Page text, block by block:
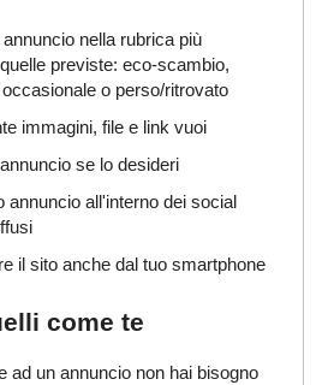
nella rubrica più
previste: eco-scambio,
o perso/ritrovato
immagini, file e link vuoi
se lo desideri
annuncio all'interno dei social
il sito anche dal tuo smartphone
come te
ad un annuncio non hai bisogno